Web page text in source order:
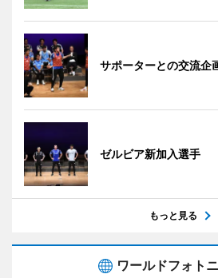
サポーターとの交流企
ゼルビア新加入選手
もっと見る
ワールドフォト